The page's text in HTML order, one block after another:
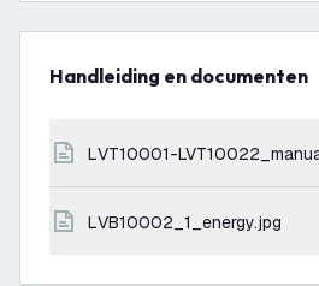
Handleiding en documenten
LVT10001-
LVB10002_1_energy.jpg